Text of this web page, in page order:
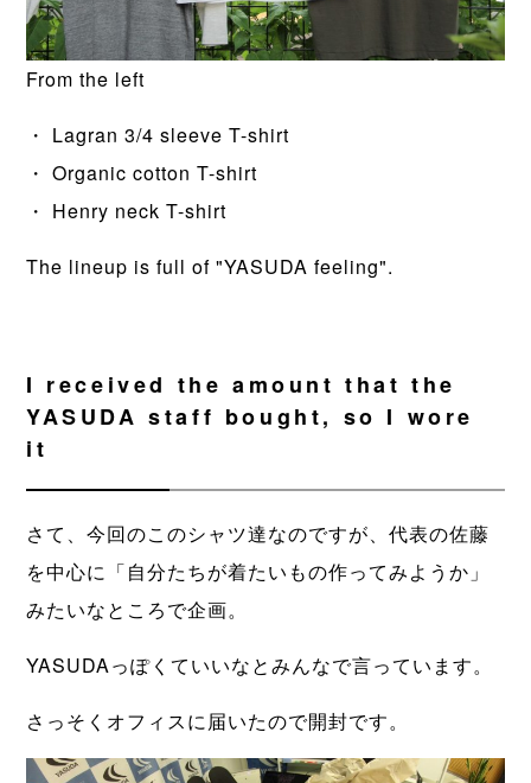
From the left
・ Lagran 3/4 sleeve T-shirt
・ Organic cotton T-shirt
・ Henry neck T-shirt
The lineup is full of "YASUDA feeling".
I received the amount that the
YASUDA staff bought, so I wore
it
さて、今回のこのシャツ達なのですが、代表の佐藤
を中心に「自分たちが着たいもの作ってみようか」
みたいなところで企画。
YASUDAっぽくていいなとみんなで言っています。
さっそくオフィスに届いたので開封です。